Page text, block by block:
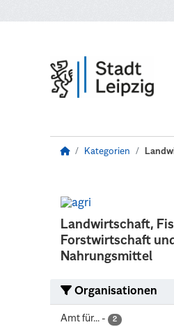
Kategorien
Landwirtschaft,
Forstwirtschaft und
Nahrungsmittel
Organisationen
Amt für... - 2